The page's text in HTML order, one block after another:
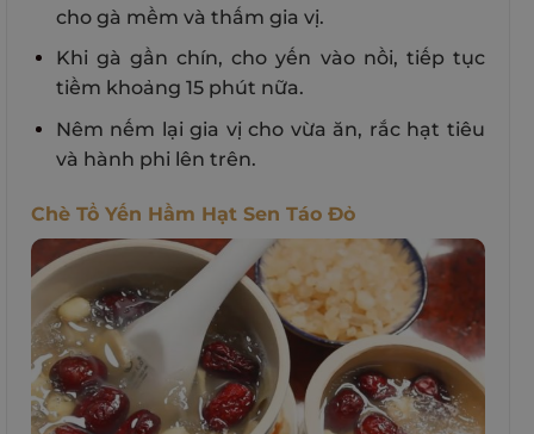
cho gà mềm và thấm gia vị.
Khi gà gần chín, cho yến vào nồi, tiếp tục
tiềm khoảng 15 phút nữa.
Nêm nếm lại gia vị cho vừa ăn, rắc hạt tiêu
và hành phi lên trên.
Chè Tổ Yến Hầm Hạt Sen Táo Đỏ